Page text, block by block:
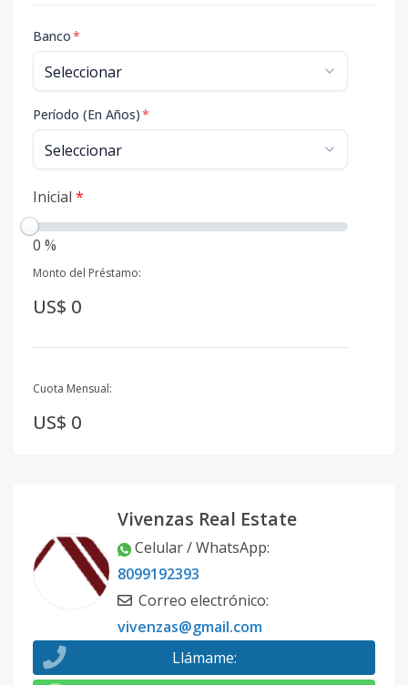
Banco*
Período (En Años)*
Inicial *
0 %
Monto del Préstamo:
US$ 0
Cuota Mensual:
US$ 0
Vivenzas Real Estate
Celular / WhatsApp:
8099192393
Correo electrónico:
vivenzas@gmail.com
Llámame: